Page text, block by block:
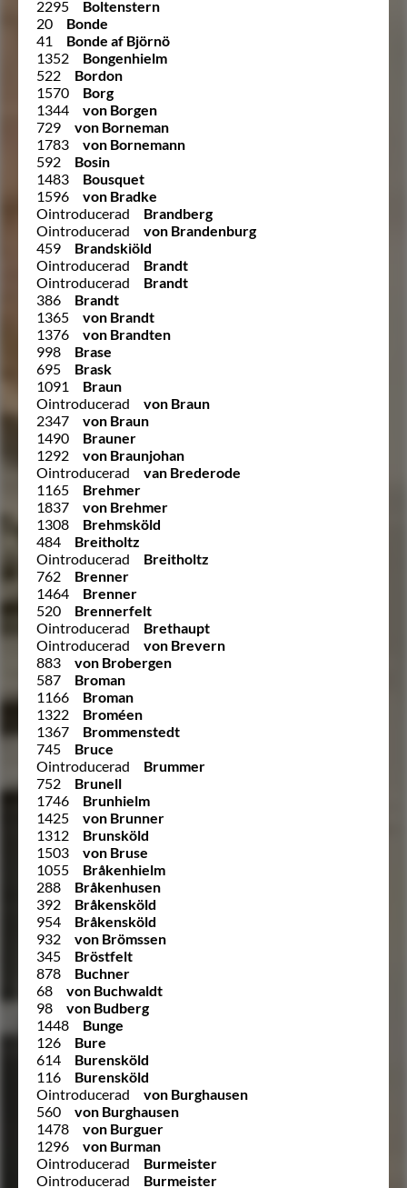
2295
Boltenstern
20
Bonde
41
Bonde af Björnö
1352
Bongenhielm
522
Bordon
1570
Borg
1344
von Borgen
729
von Borneman
1783
von Bornemann
592
Bosin
1483
Bousquet
1596
von Bradke
Ointroducerad
Brandberg
Ointroducerad
von Brandenburg
459
Brandskiöld
Ointroducerad
Brandt
Ointroducerad
Brandt
386
Brandt
1365
von Brandt
1376
von Brandten
998
Brase
695
Brask
1091
Braun
Ointroducerad
von Braun
2347
von Braun
1490
Brauner
1292
von Braunjohan
Ointroducerad
van Brederode
1165
Brehmer
1837
von Brehmer
1308
Brehmsköld
484
Breitholtz
Ointroducerad
Breitholtz
762
Brenner
1464
Brenner
520
Brennerfelt
Ointroducerad
Brethaupt
Ointroducerad
von Brevern
883
von Brobergen
587
Broman
1166
Broman
1322
Broméen
1367
Brommenstedt
745
Bruce
Ointroducerad
Brummer
752
Brunell
1746
Brunhielm
1425
von Brunner
1312
Brunsköld
1503
von Bruse
1055
Bråkenhielm
288
Bråkenhusen
392
Bråkensköld
954
Bråkensköld
932
von Brömssen
345
Bröstfelt
878
Buchner
68
von Buchwaldt
98
von Budberg
1448
Bunge
126
Bure
614
Burensköld
116
Burensköld
Ointroducerad
von Burghausen
560
von Burghausen
1478
von Burguer
1296
von Burman
Ointroducerad
Burmeister
Ointroducerad
Burmeister